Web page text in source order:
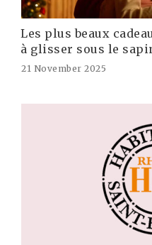
Les plus beaux
à glisser sous le
21 November 2025